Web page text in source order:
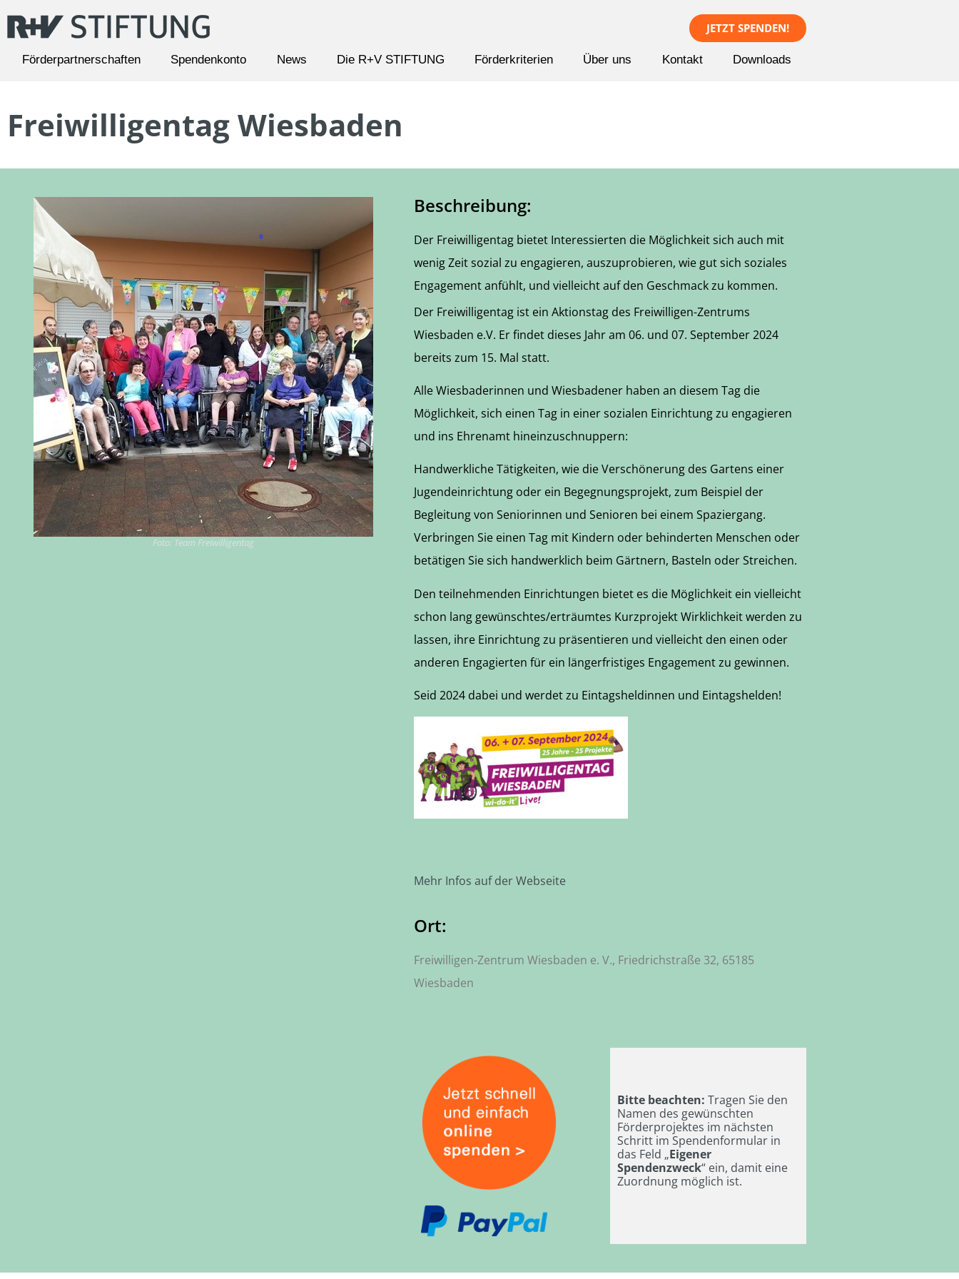
JETZT SPENDEN!
Förderpartnerschaften Spendenkonto News Die R+V STIFTUNG Förderkriterien Über uns Kontakt Downloads
Freiwilligentag Wiesbaden
Foto: Team Freiwilligentag
Beschreibung:
Der Freiwilligentag bietet Interessierten die Möglichkeit sich auch mit
wenig Zeit sozial zu engagieren, auszuprobieren, wie gut sich soziales
Engagement anfühlt, und vielleicht auf den Geschmack zu kommen.
Der Freiwilligentag ist ein Aktionstag des Freiwilligen-Zentrums
Wiesbaden e.V. Er findet dieses Jahr am 06. und 07. September 2024
bereits zum 15. Mal statt.
Alle Wiesbaderinnen und Wiesbadener haben an diesem Tag die
Möglichkeit, sich einen Tag in einer sozialen Einrichtung zu engagieren
und ins Ehrenamt hineinzuschnuppern:
Handwerkliche Tätigkeiten, wie die Verschönerung des Gartens einer
Jugendeinrichtung oder ein Begegnungsprojekt, zum Beispiel der
Begleitung von Seniorinnen und Senioren bei einem Spaziergang.
Verbringen Sie einen Tag mit Kindern oder behinderten Menschen oder
betätigen Sie sich handwerklich beim Gärtnern, Basteln oder Streichen.
Den teilnehmenden Einrichtungen bietet es die Möglichkeit ein vielleicht
schon lang gewünschtes/erträumtes Kurzprojekt Wirklichkeit werden zu
lassen, ihre Einrichtung zu präsentieren und vielleicht den einen oder
anderen Engagierten für ein längerfristiges Engagement zu gewinnen.
Seid 2024 dabei und werdet zu Eintagsheldinnen und Eintagshelden!
Mehr Infos auf der Webseite
Ort:
Freiwilligen-Zentrum Wiesbaden e. V., Friedrichstraße 32, 65185
Wiesbaden
Bitte beachten: Tragen Sie den
Namen des gewünschten
Förderprojektes im nächsten
Schritt im Spendenformular in
das Feld „Eigener
Spendenzweck“ ein, damit eine
Zuordnung möglich ist.